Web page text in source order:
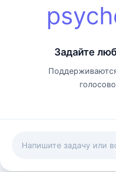
Задайте